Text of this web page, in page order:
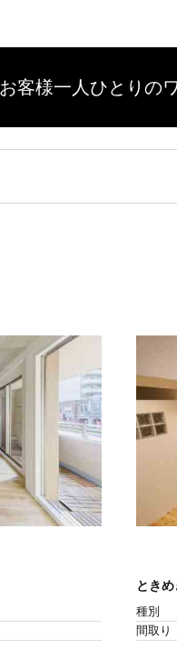
お客様一人ひとりの
とき
種別
間取り